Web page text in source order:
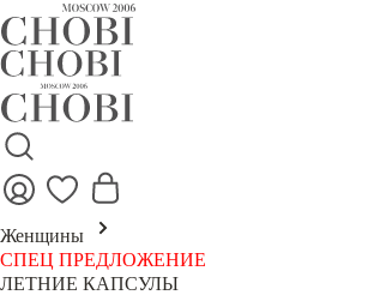
Женщины
СПЕЦ ПРЕДЛОЖЕНИЕ
ЛЕТНИЕ КАПСУЛЫ